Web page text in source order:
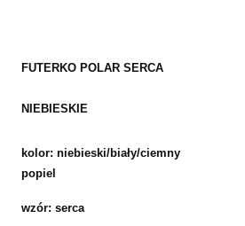
FUTERKO POLAR SERCA
NIEBIESKIE
kolor: niebieski/biały/ciemny
popiel
wzór: serca